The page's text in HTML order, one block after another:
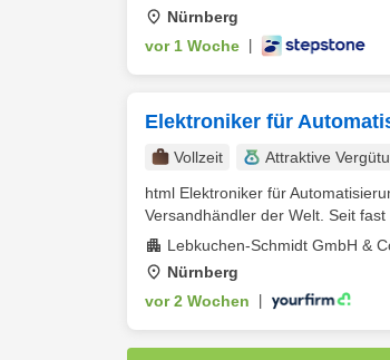
Nürnberg
vor 1 Woche
Elektroniker für
Vollzeit Attraktive
html Elektroniker für
Versandhändler der Welt. Seit
Lebkuchen-Schmidt GmbH &
Nürnberg
vor 2 Wochen